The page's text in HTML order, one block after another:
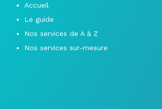
Accueil
Le guide
Nos services de A à Z
Nos services sur-mesure